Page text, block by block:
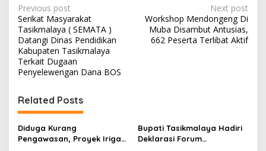
P
o
s
t
n
a
v
i
g
Previous post
Serikat Masyarakat
Tasikmalaya ( SEMATA )
Datangi Dinas Pendidikan
Kabupaten Tasikmalaya
Terkait Dugaan
Penyelewengan Dana BOS
Next post
Workshop Mendongeng Di
Muba Disambut Antusias,
662 Peserta Terlibat Aktif
Related Posts
Diduga Kurang
Pengawasan, Proyek Irigasi
Bupati Tasikmalaya Hadiri
Deklarasi Forum